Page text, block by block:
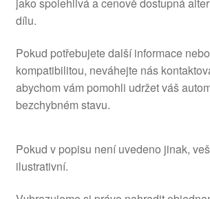
dílu.
Pokud potřebujete další informace
kompatibilitou, neváhejte nás
abychom vám pomohli udržet váš
bezchybném stavu.
Pokud v popisu není uvedeno jinak,
ilustrativní.